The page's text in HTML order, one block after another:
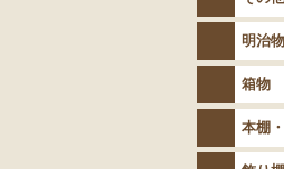
明治物
箱物
本棚